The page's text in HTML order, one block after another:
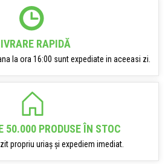
RAPIDĂ
la ora 16:00 sunt expediate in aceeasi zi.
50.000 PRODUSE ÎN STOC
propriu uriaș și expediem imediat.